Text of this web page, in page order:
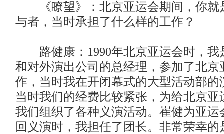
《瞭望》：北京亚运会期间，你就
与者，当时承担了什么样的工作？
路健康：1990年北京亚运会时，我
和对外演出公司的总经理，参加了北京
作，当时我在开闭幕式的大型活动部的
当时我们的经费比较紧张，为给北京
我们组织了各种义演活动。崔健为亚运
回义演时，我担任了团长。非常荣幸的